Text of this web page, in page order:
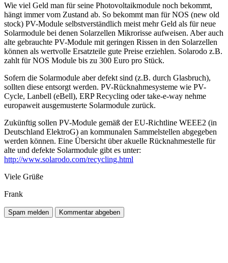
Wie viel Geld man für seine Photovoltaikmodule noch bekommt,
hängt immer vom Zustand ab. So bekommt man für NOS (new old
stock) PV-Module selbstverständlich meist mehr Geld als für neue
Solarmodule bei denen Solarzellen Mikrorisse aufweisen. Aber auch
alte gebrauchte PV-Module mit geringen Rissen in den Solarzellen
können als wertvolle Ersatzteile gute Preise erziehlen. Solarodo z.B.
zahlt für NOS Module bis zu 300 Euro pro Stück.
Sofern die Solarmodule aber defekt sind (z.B. durch Glasbruch),
sollten diese entsorgt werden. PV-Rücknahmesysteme wie PV-
Cycle, Lanbell (eBell), ERP Recycling oder take-e-way nehme
europaweit ausgemusterte Solarmodule zurück.
Zukünftig sollen PV-Module gemäß der EU-Richtline WEEE2 (in
Deutschland ElektroG) an kommunalen Sammelstellen abgegeben
werden können. Eine Übersicht über akuelle Rücknahmestelle für
alte und defekte Solarmodule gibt es unter:
http://www.solarodo.com/recycling.html
Viele Grüße
Frank